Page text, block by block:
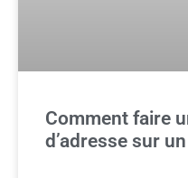
Comment faire
d’adresse sur